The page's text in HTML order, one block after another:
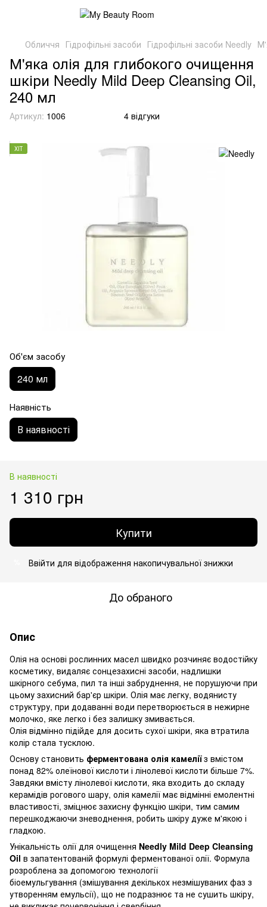
Обличчя Гідрофільні засоби Гідрофільні засоби Needly
М'яка олія для глибокого очищення
шкіри Needly Mild Deep Cleansing Oil,
240 мл
Артикул: 1006 4 відгуки
ХІТ
Об'єм засобу
240 мл
Наявність
В наявності
В наявності
1 310 грн
Купити
Ввійти для відображення накопичувальної знижки
До обраного
Опис
Олія на основі рослинних масел швидко розчиняє водостійку
косметику, видаляє сонцезахисні засоби, надлишки
шкірного себума, пил та інші забруднення, не порушуючи при
цьому захисний бар'єр шкіри. Олія має легку, водянисту
структуру, при додаванні води перетворюється в нежирне
молочко, яке легко і без залишку змивається.
Олія відмінно підійде для досить сухої шкіри, яка втратила
колір стала тусклою.
Основу становить ферментована олія камеліїз вмістом
понад 82% олеїнової кислоти і лінолевої кислоти більше 7%.
Завдяки вмісту лінолевої кислоти, яка входить до складу
керамідів рогового шару, олія камелії має відмінні емолентні
властивості, зміцнює захисну функцію шкіри, тим самим
перешкоджаючи зневоднення, робить шкіру дуже м'якою і
гладкою.
Унікальність олії для очищення Needly Mild Deep Cleansing
Oil в запатентованій формулі ферментованої олії. Формула
розроблена за допомогою технології
біоемульгування (змішування декількох незмішуваних фаз з
утворенням емульсії), що не подразнює та не сушить шкіру,